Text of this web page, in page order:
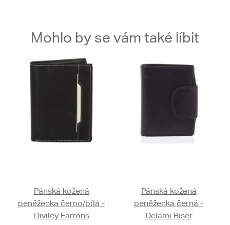
Mohlo by se vám také líbit
Pánská kožená
peněženka černo/bílá -
Diviley Farrons
Pánská kožená
peněženka černá -
Delami Biser